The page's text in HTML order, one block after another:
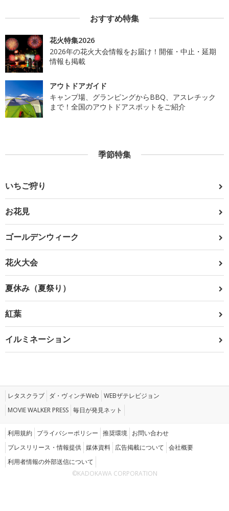
おすすめ特集
花火特集2026
2026年の花火大会情報をお届け！開催・中止・延期
情報も掲載
アウトドアガイド
キャンプ場、グランピングからBBQ、アスレチック
まで！全国のアウトドアスポットをご紹介
季節特集
いちご狩り
お花見
ゴールデンウィーク
花火大会
夏休み（夏祭り）
紅葉
イルミネーション
レタスクラブ ダ・ヴィンチWeb WEBザテレビジョン
MOVIE WALKER PRESS 毎日が発見ネット
利用規約 プライバシーポリシー 推奨環境 お問い合わせ
プレスリリース・情報提供 媒体資料 広告掲載について 会社概要
利用者情報の外部送信について
©KADOKAWA CORPORATION